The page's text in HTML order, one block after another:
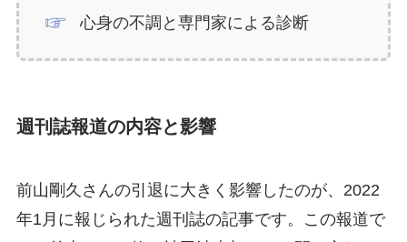
心身の不調と専門家による診断
週刊誌報道の内容と影響
前山剛久さんの引退に大きく影響したのが、2022
年1月に報じられた週刊誌の記事です。この報道で